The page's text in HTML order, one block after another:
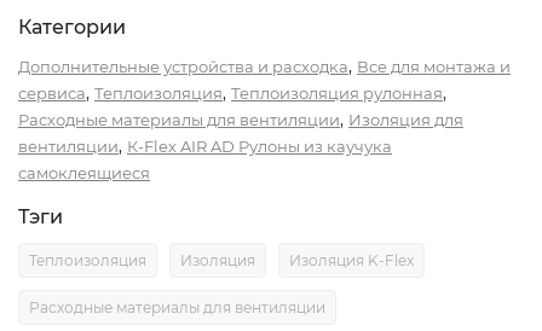
Категории
Дополнительные устройства и расходка, Все для монтажа и
сервиса, Теплоизоляция, Теплоизоляция рулонная,
Расходные материалы для вентиляции, Изоляция для
вентиляции, К-Flex AIR AD Рулоны из каучука
самоклеящиеся
Тэги
Теплоизоляция Изоляция Изоляция K-Flex
Расходные материалы для вентиляции